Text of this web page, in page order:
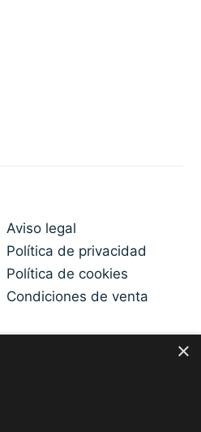
Aviso legal
Política de privacidad
Política de cookies
Condiciones de venta
×